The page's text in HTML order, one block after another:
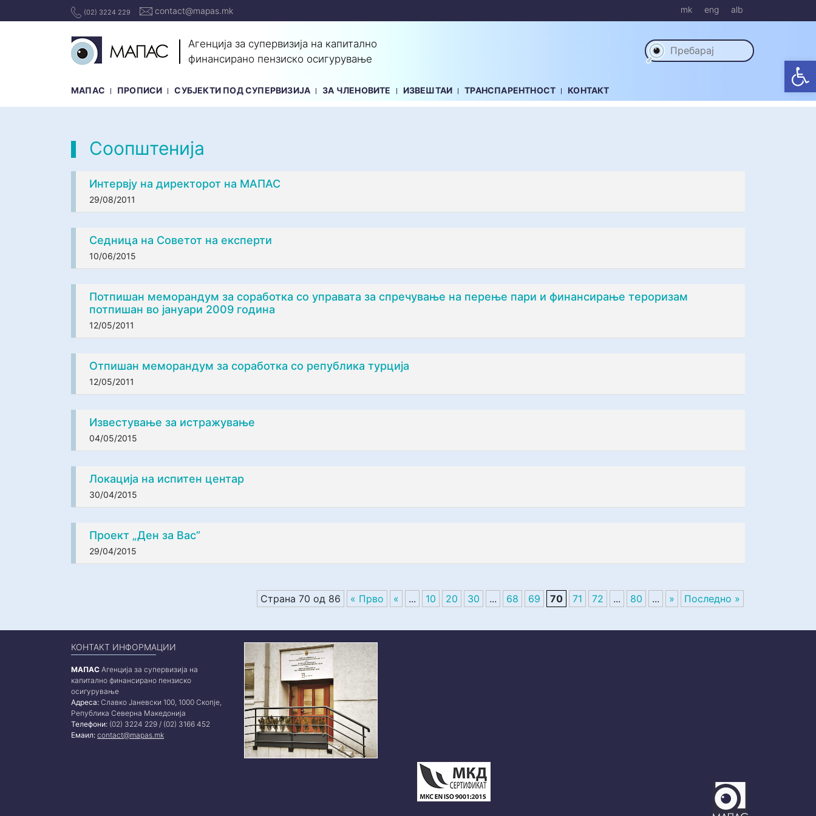
(02) 3224 229 contact@mapas.mk mk eng alb
Агенција за супервизија на капитално
финансирано пензиско осигурување
МАПАС ПРОПИСИ СУБЈЕКТИ ПОД СУПЕРВИЗИЈА ЗА ЧЛЕНОВИТЕ ИЗВЕШТАИ ТРАНСПАРЕНТНОСТ КОНТАКТ
Соопштенија
Интервју на директорот на МАПАС
29/08/2011
Седница на Советот на експерти
10/06/2015
Потпишан меморандум за соработка со управата за спречување на перење пари и финансирање тероризам
потпишан во јануари 2009 година
12/05/2011
Отпишан меморандум за соработка со република турција
12/05/2011
Известување за истражување
04/05/2015
Локација на испитен центар
30/04/2015
Проект „Ден за Вас”
29/04/2015
Страна 70 од 86 « Прво « ... 10 20 30 ... 68 69 70 71 72 ... 80 ... » Последно »
КОНТАКТ ИНФОРМАЦИИ
МАПАС Агенција за супервизија на
капитално финансирано пензиско
осигурување
Адреса: Славко Јаневски 100, 1000 Скопје,
Република Северна Македонија
Телефони: (02) 3224 229 / (02) 3166 452
Емаил: contact@mapas.mk